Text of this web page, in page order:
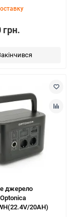
грн.
джерело
20AH)